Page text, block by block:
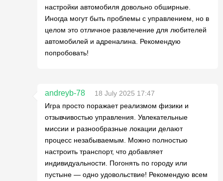
настройки автомобиля довольно обширные.
Иногда могут быть проблемы с управлением, но в
целом это отличное развлечение для любителей
автомобилей и адреналина. Рекомендую
попробовать!
andreyb-78
18 July 2025 17:47
Игра просто поражает реализмом физики и
отзывчивостью управления. Увлекательные
миссии и разнообразные локации делают
процесс незабываемым. Можно полностью
настроить транспорт, что добавляет
индивидуальности. Погонять по городу или
пустыне — одно удовольствие! Рекомендую всем